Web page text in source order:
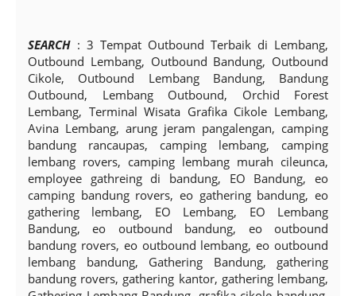
SEARCH : 3 Tempat Outbound Terbaik di Lembang,
Outbound Lembang, Outbound Bandung, Outbound
Cikole, Outbound Lembang Bandung, Bandung
Outbound, Lembang Outbound, Orchid Forest
Lembang, Terminal Wisata Grafika Cikole Lembang,
Avina Lembang, arung jeram pangalengan, camping
bandung rancaupas, camping lembang, camping
lembang rovers, camping lembang murah cileunca,
employee gathreing di bandung, EO Bandung, eo
camping bandung rovers, eo gathering bandung, eo
gathering lembang, EO Lembang, EO Lembang
Bandung, eo outbound bandung, eo outbound
bandung rovers, eo outbound lembang, eo outbound
lembang bandung, Gathering Bandung, gathering
bandung rovers, gathering kantor, gathering lembang,